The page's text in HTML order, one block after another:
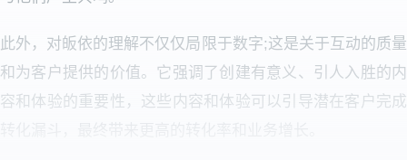
此外，对皈依的理解不仅仅局限于数字;这是关于互动的质量
和为客户提供的价值。它强调了创建有意义、引人入胜的内
容和体验的重要性，这些内容和体验可以引导潜在客户完成